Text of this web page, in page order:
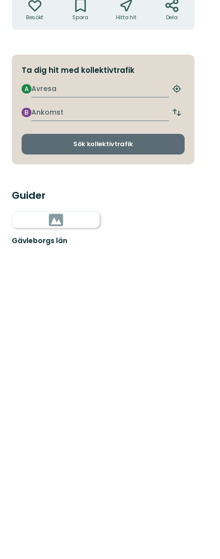
Besökt Spara Hitta hit Dela
Ta dig hit med kollektivtrafik
Avresa
A
Hitta
hållplats
Ankomst
B
Byt
och
Sök kollektivtrafik
Guider
Gävleborgs län